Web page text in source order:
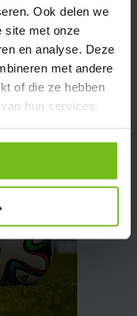
Ook delen we
site met onze
en analyse. Deze
met andere
of die ze hebben
hun services.